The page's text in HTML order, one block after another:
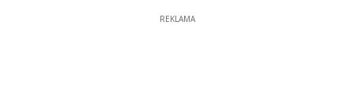
REKLAMA